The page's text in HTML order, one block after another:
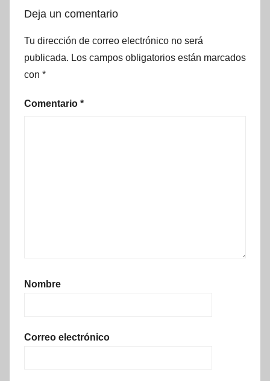
Deja un comentario
Tu dirección de correo electrónico no será
publicada. Los campos obligatorios están marcados
con *
Comentario *
Nombre
Correo electrónico